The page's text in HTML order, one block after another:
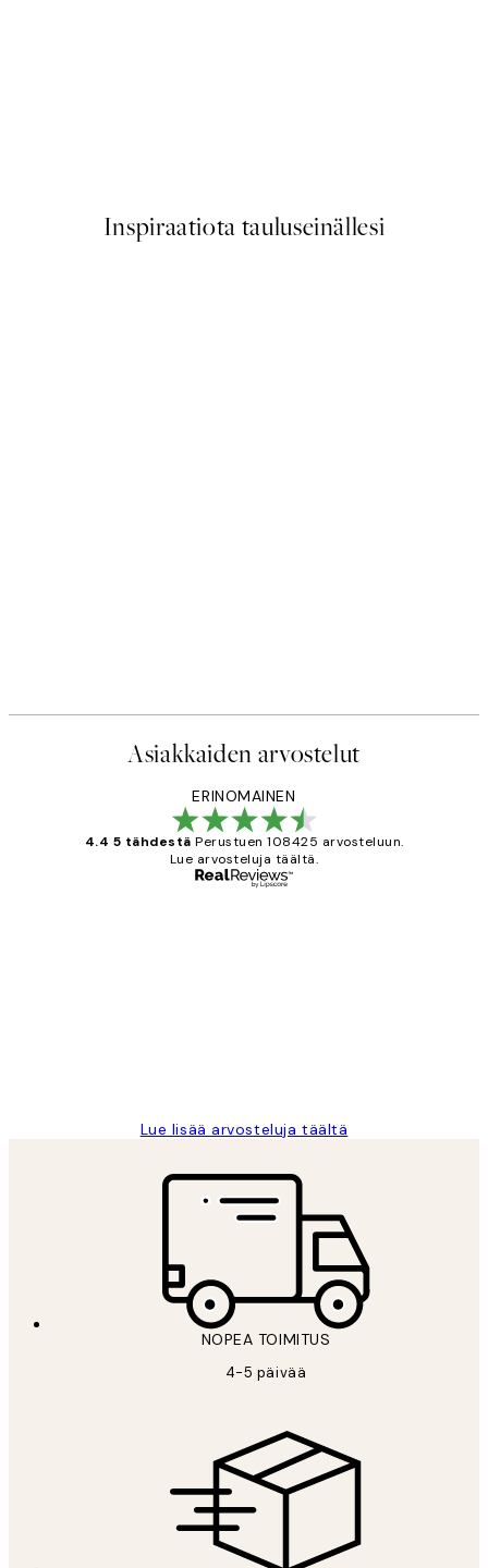
Inspiraatiota tauluseinällesi
Asiakkaiden arvostelut
ERINOMAINEN
4.4 5 tähdestä Perustuen 108425 arvosteluun.
Lue arvosteluja täältä.
Lue lisää arvosteluja täältä
NOPEA TOIMITUS
4-5 päivää